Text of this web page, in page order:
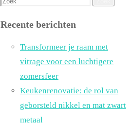
Recente berichten
Transformeer je raam met
vitrage voor een luchtigere
zomersfeer
Keukenrenovatie: de rol van
geborsteld nikkel en mat zwart
metaal